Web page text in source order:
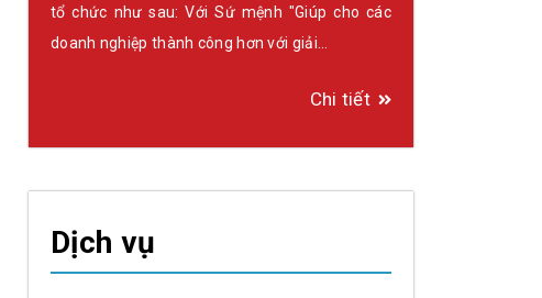
tổ chức như sau: Với Sứ mệnh "Giúp cho các
doanh nghiệp thành công hơn với giải…
Chi tiết
Dịch vụ